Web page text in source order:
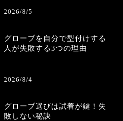
2026/8/5
グローブを自分で型付けする
人が失敗する3つの理由
2026/8/4
グローブ選びは試着が鍵！失
敗しない秘訣